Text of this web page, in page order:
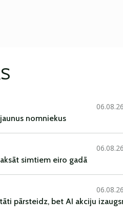
nomniekus
simtiem eiro gadā
pārsteidz, bet AI akciju